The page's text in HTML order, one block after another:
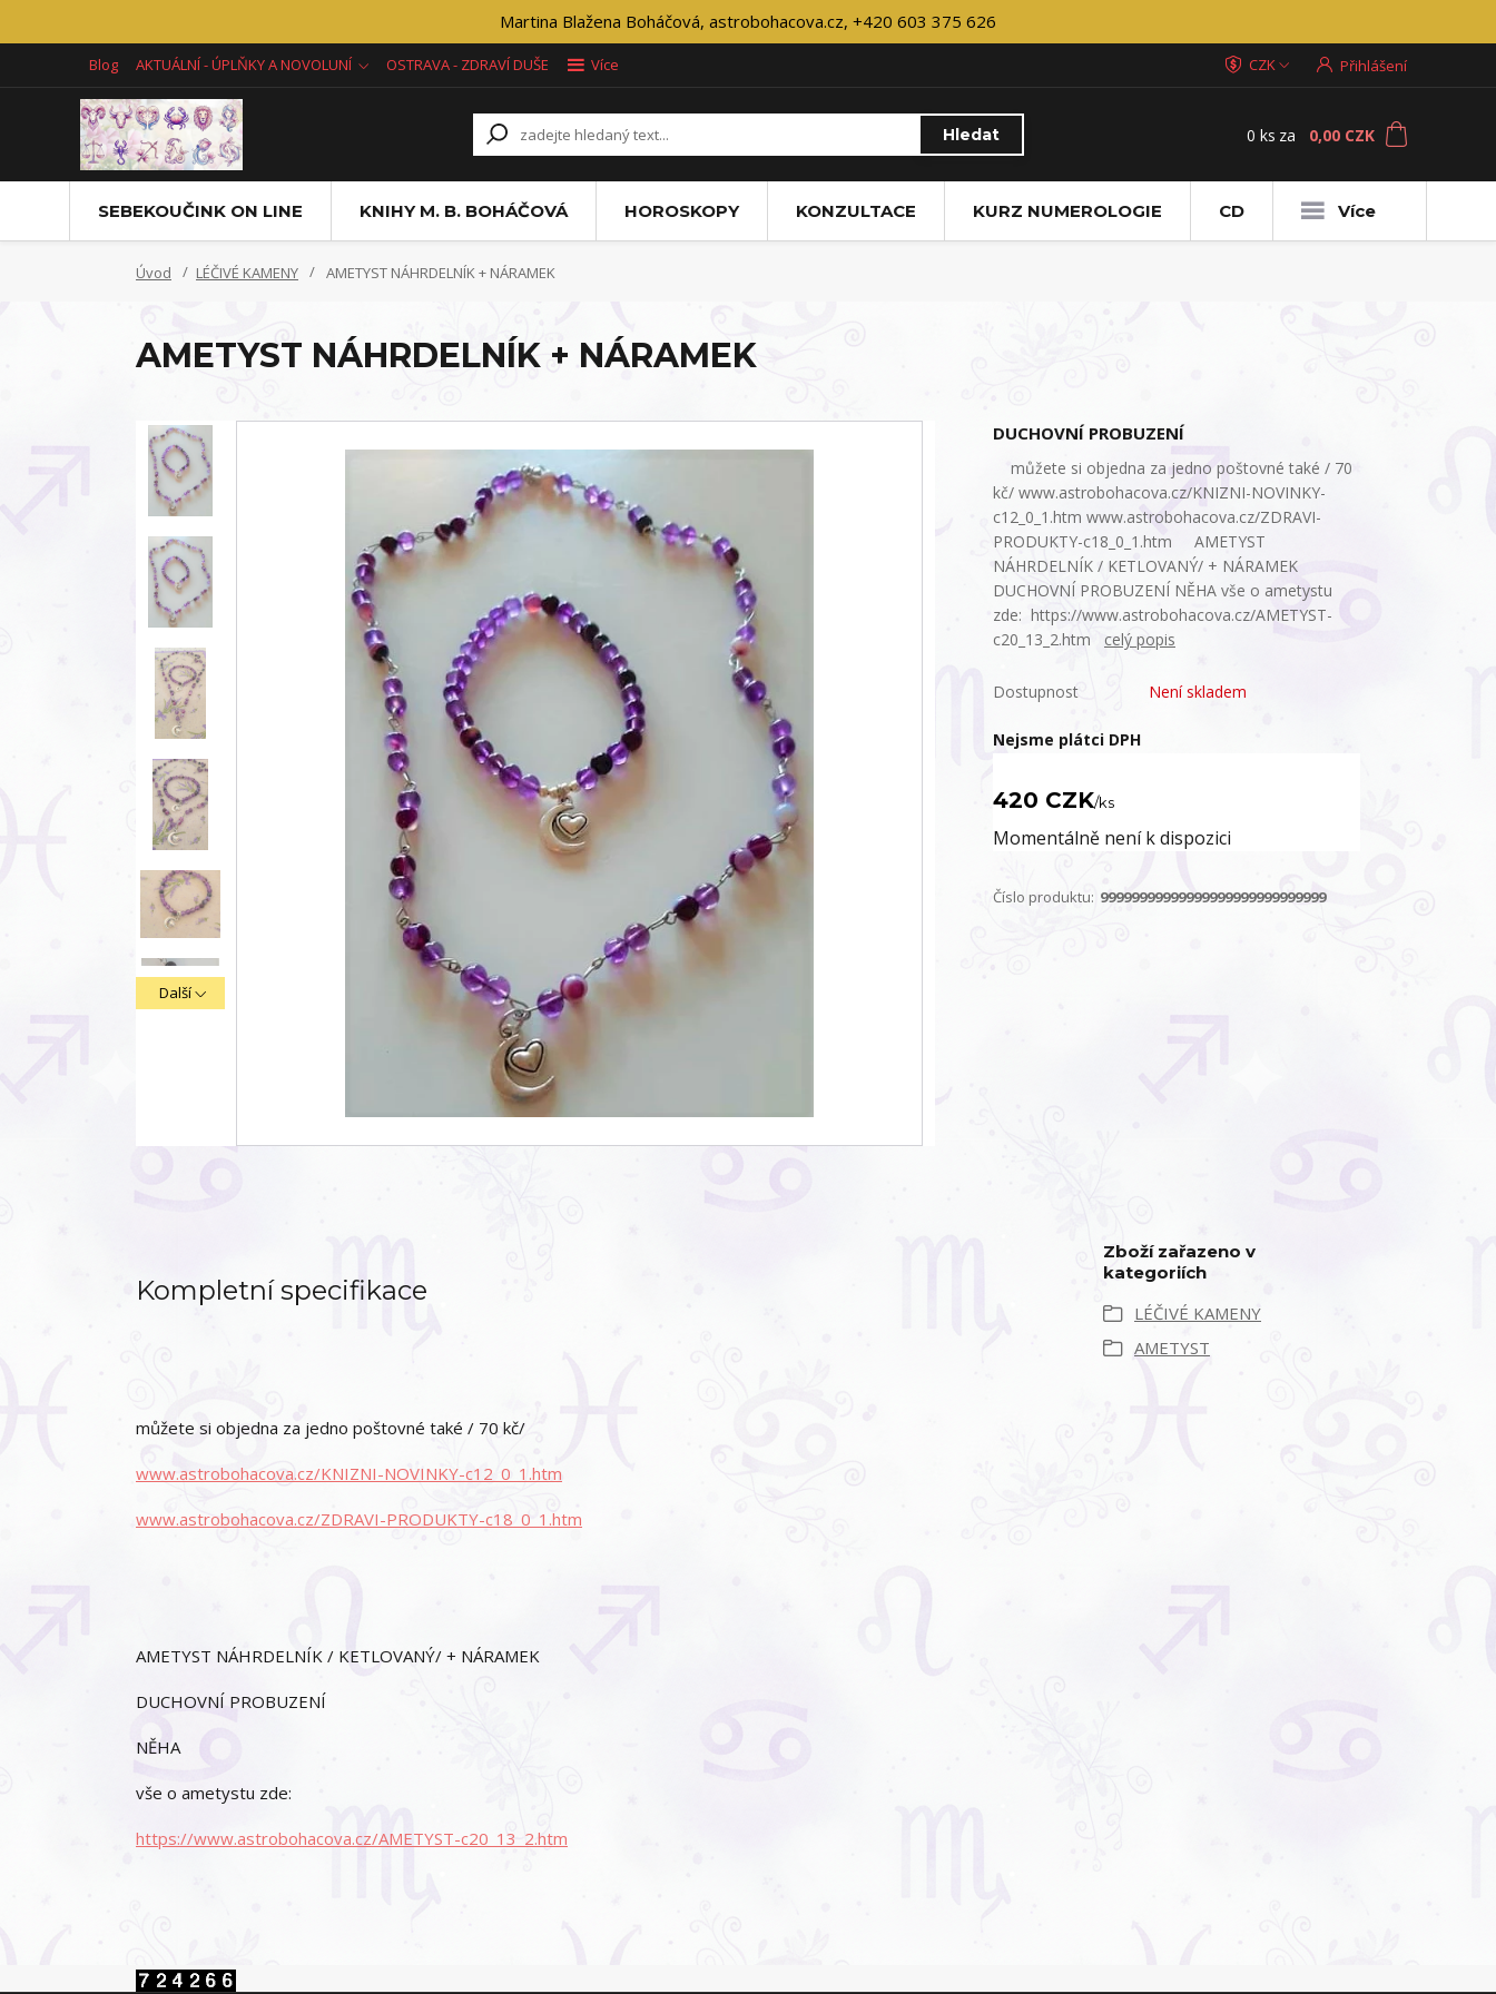
Martina Blažena Boháčová, astrobohacova.cz, +420 603 375 626
Blog AKTUÁLNÍ - ÚPLŇKY A NOVOLUNÍ OSTRAVA - ZDRAVÍ DUŠE Více CZK Přihlášení
Hledat 0 ks za 0,00 CZK
SEBEKOUČINK ON LINE KNIHY M. B. BOHÁČOVÁ HOROSKOPY KONZULTACE KURZ NUMEROLOGIE CD Více
Úvod LÉČIVÉ KAMENY AMETYST NÁHRDELNÍK + NÁRAMEK
AMETYST NÁHRDELNÍK + NÁRAMEK
Další
DUCHOVNÍ PROBUZENÍ
můžete si objedna za jedno poštovné také / 70
kč/ www.astrobohacova.cz/KNIZNI-NOVINKY-
c12_0_1.htm www.astrobohacova.cz/ZDRAVI-
PRODUKTY-c18_0_1.htm AMETYST
NÁHRDELNÍK / KETLOVANÝ/ + NÁRAMEK
DUCHOVNÍ PROBUZENÍ NĚHA vše o ametystu
zde: https://www.astrobohacova.cz/AMETYST-
c20_13_2.htm celý popis
Dostupnost Není skladem
Nejsme plátci DPH
420 CZK/ks
Momentálně není k dispozici
Číslo produktu: 99999999999999999999999999999
Kompletní specifikace
můžete si objedna za jedno poštovné také / 70 kč/
www.astrobohacova.cz/KNIZNI-NOVINKY-c12_0_1.htm
www.astrobohacova.cz/ZDRAVI-PRODUKTY-c18_0_1.htm
AMETYST NÁHRDELNÍK / KETLOVANÝ/ + NÁRAMEK
DUCHOVNÍ PROBUZENÍ
NĚHA
vše o ametystu zde:
https://www.astrobohacova.cz/AMETYST-c20_13_2.htm
Zboží zařazeno v
kategoriích
LÉČIVÉ KAMENY
AMETYST